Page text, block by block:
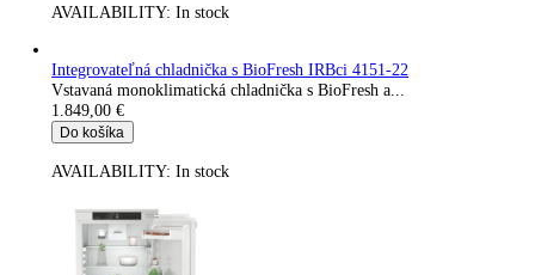
Kombinácia chladničky a mrazničky s BioFresh a NoFrost
572i-22
Kombinovaná chladnička s BioFresh a...
Do košíka
AVAILABILITY:In stock